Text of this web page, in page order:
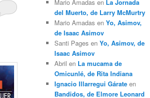
Mario Amadas en La Jornada
del Muerto, de Larry McMurtry
Mario Amadas en Yo, Asimov,
de Isaac Asimov
Santi Pages en Yo, Asimov, de
Isaac Asimov
Abril en La mucama de
Omicunlé, de Rita Indiana
Ignacio Illarregui Gárate en
Bandidos, de Elmore Leonard